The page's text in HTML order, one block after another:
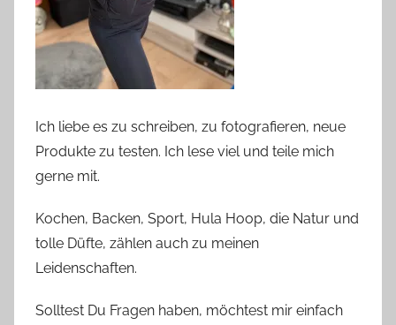
Ich liebe es zu schreiben, zu fotografieren, neue
Produkte zu testen. Ich lese viel und teile mich
gerne mit.
Kochen, Backen, Sport, Hula Hoop, die Natur und
tolle Düfte, zählen auch zu meinen
Leidenschaften.
Solltest Du Fragen haben, möchtest mir einfach